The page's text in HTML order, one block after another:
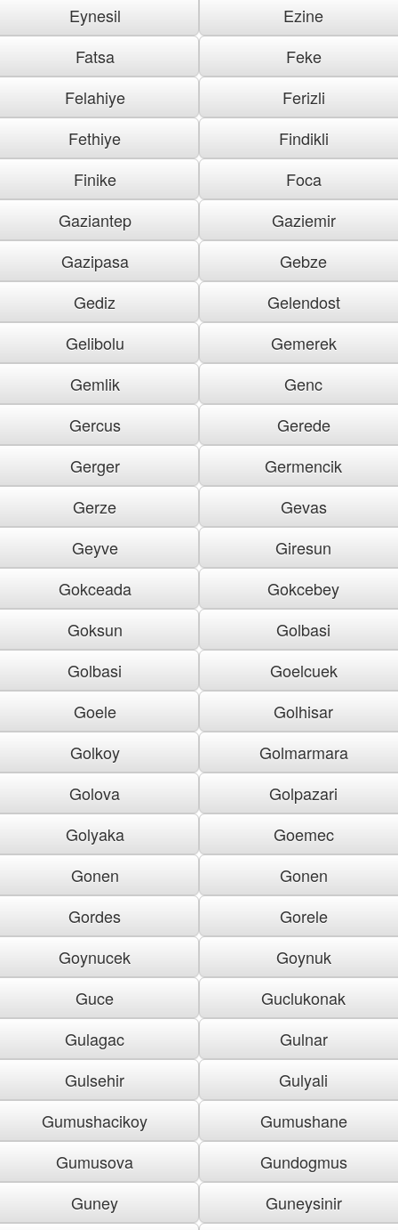
Eynesil
Ezine
Fatsa
Feke
Felahiye
Ferizli
Fethiye
Findikli
Finike
Foca
Gaziantep
Gaziemir
Gazipasa
Gebze
Gediz
Gelendost
Gelibolu
Gemerek
Gemlik
Genc
Gercus
Gerede
Gerger
Germencik
Gerze
Gevas
Geyve
Giresun
Gokceada
Gokcebey
Goksun
Golbasi
Golbasi
Goelcuek
Goele
Golhisar
Golkoy
Golmarmara
Golova
Golpazari
Golyaka
Goemec
Gonen
Gonen
Gordes
Gorele
Goynucek
Goynuk
Guce
Guclukonak
Gulagac
Gulnar
Gulsehir
Gulyali
Gumushacikoy
Gumushane
Gumusova
Gundogmus
Guney
Guneysinir